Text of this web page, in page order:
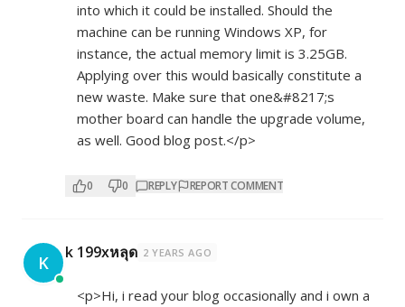
into which it could be installed. Should the
machine can be running Windows XP, for
instance, the actual memory limit is 3.25GB.
Applying over this would basically constitute a
new waste. Make sure that one&#8217;s
mother board can handle the upgrade volume,
as well. Good blog post.</p>
0 0 REPLY REPORT COMMENT
K k 199xหลุด 2 YEARS AGO
<p>Hi, i read your blog occasionally and i own a